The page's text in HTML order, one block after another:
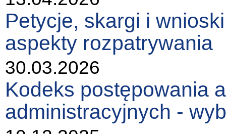
Petycje, skargi i
aspekty rozpatrywania
30.03.2026
Kodeks postępowania
administracyjnych -